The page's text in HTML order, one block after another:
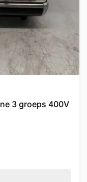
3 groeps 400V